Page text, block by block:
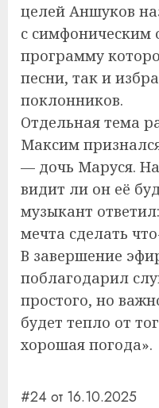
целей Аншуков
с симфоническим
программу
песни, так и
поклонников.
Отдельная тема
Максим
— дочь Маруся.
видит ли он её
музыкант
мечта сделать
В завершение
поблагодарил
простого, но
будет тепло от
хорошая погода».
#24 от 16.10.2025